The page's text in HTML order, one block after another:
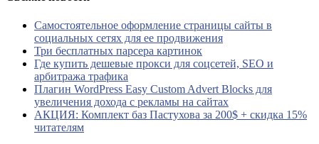
Самостоятельное оформление страницы сайты в
социальных сетях для ее продвижения
Три бесплатных парсера картинок
Где купить дешевые прокси для соцсетей, SEO и
арбитража трафика
Плагин WordPress Easy Custom Advert Blocks для
увеличения дохода с рекламы на сайтах
АКЦИЯ: Комплект баз Пастухова за 200$ + скидка 15%
читателям